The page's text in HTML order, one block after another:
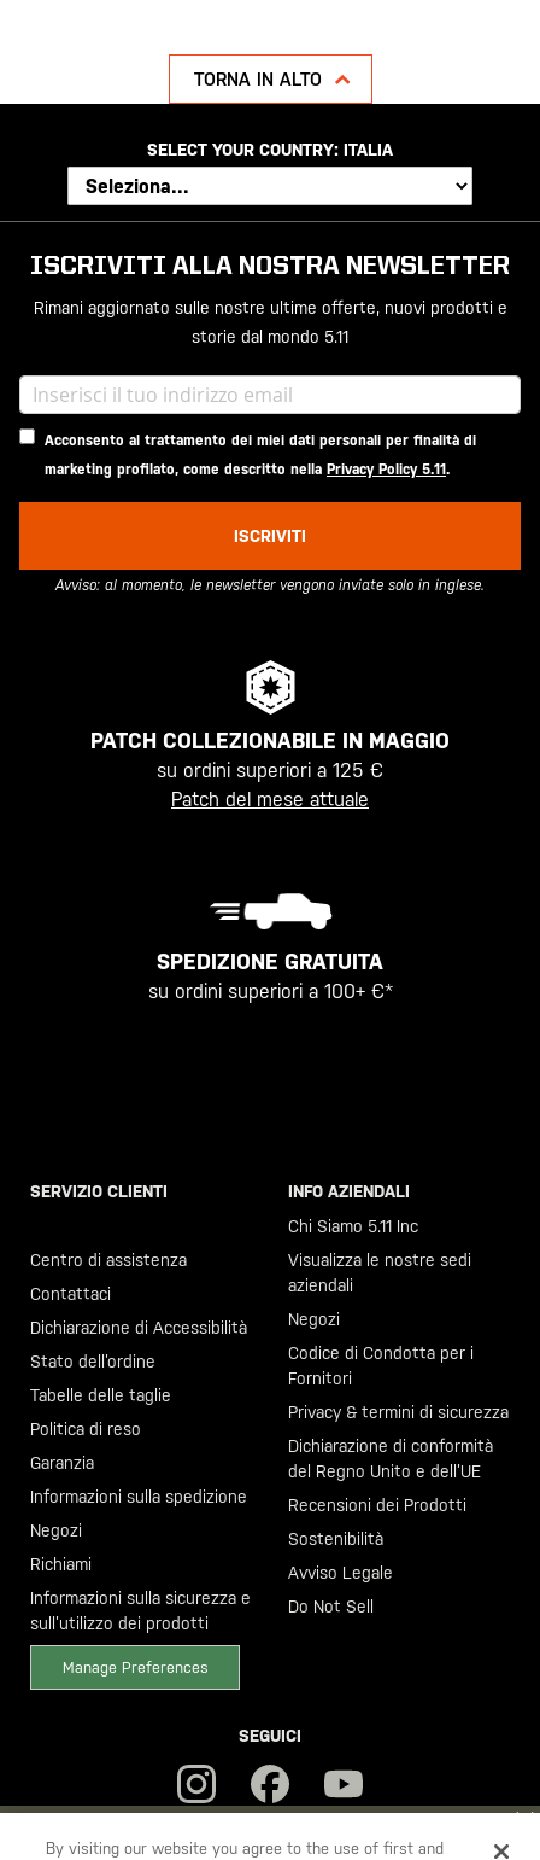
YOU ARE SHOPPING ON OURITALIASITE. WOULD YOU LIKE TO
TORNA IN ALTO
SELECT YOUR COUNTRY: ITALIA
ISCRIVITI ALLA NOSTRA NEWSLETTER
Rimani aggiornato sulle nostre ultime offerte, nuovi prodotti e
storie dal mondo 5.11
Acconsento al trattamento dei miei dati personali per finalità di
marketing profilato, come descritto nella Privacy Policy 5.11.
ISCRIVITI
Avviso: al momento, le newsletter vengono inviate solo in inglese.
PATCH COLLEZIONABILE IN MAGGIO
su ordini superiori a 125 €
Patch del mese attuale
SPEDIZIONE GRATUITA
su ordini superiori a 100+ €*
SERVIZIO CLIENTI
Centro di assistenza
Contattaci
Dichiarazione di Accessibilità
Stato dell’ordine
Tabelle delle taglie
Politica di reso
Garanzia
Informazioni sulla spedizione
Negozi
Richiami
Informazioni sulla sicurezza e
sull’utilizzo dei prodotti
Manage Preferences
INFO AZIENDALI
Chi Siamo 5.11 Inc
Visualizza le nostre sedi
aziendali
Negozi
Codice di Condotta per i
Fornitori
Privacy & termini di sicurezza
Dichiarazione di conformità
del Regno Unito e dell’UE
Recensioni dei Prodotti
Sostenibilità
Avviso Legale
Do Not Sell
SEGUICI
By visiting our website you agree to the use of first and